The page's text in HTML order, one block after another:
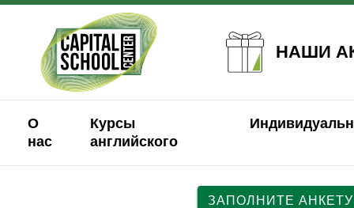
НАШИ
О
нас
Курсы
английского
ЗАПОЛНИТЕ